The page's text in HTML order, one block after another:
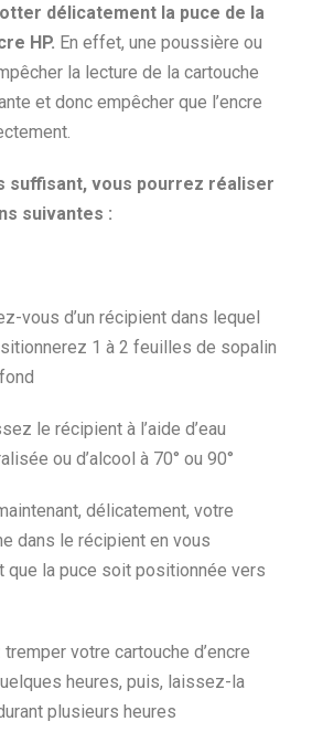
délicatement la puce de la
HP. En effet, une poussière ou
la lecture de la cartouche
et donc empêcher que l’encre
suffisant, vous pourrez réaliser
suivantes :
vous d’un récipient dans lequel
1 à 2 feuilles de sopalin
le récipient à l’aide d’eau
ou d’alcool à 70° ou 90°
délicatement, votre
dans le récipient en vous
que la puce soit positionnée vers
votre cartouche d’encre
heures, puis, laissez-la
plusieurs heures